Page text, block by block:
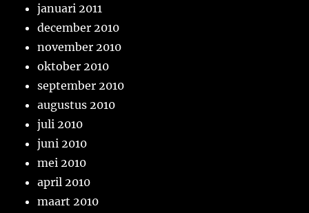
januari 2011
december 2010
november 2010
oktober 2010
september 2010
augustus 2010
juli 2010
juni 2010
mei 2010
april 2010
maart 2010